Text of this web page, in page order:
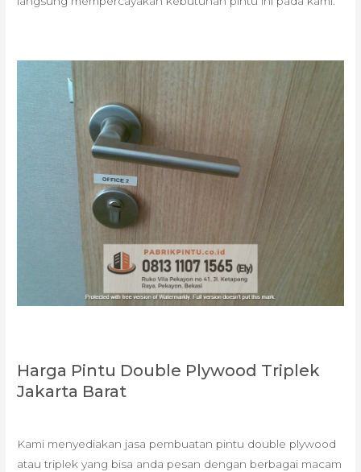
Harga Pintu Double Plywood Triplek
Jakarta Barat
Kami menyediakan jasa pembuatan pintu double plywood
atau triplek yang bisa anda pesan dengan berbagai macam